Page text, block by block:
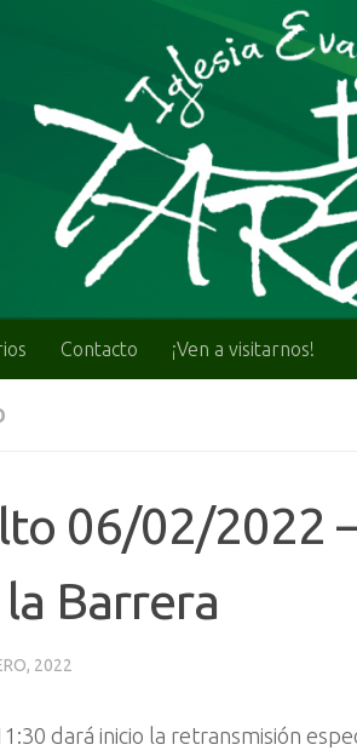
Contacto ¡Ven a visitarnos!
06/02/2022
Barrera
2022
dará inicio la retransmisión